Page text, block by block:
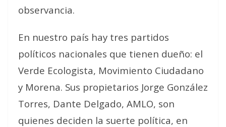
observancia.
En nuestro país hay tres partidos
políticos nacionales que tienen dueño: el
Verde Ecologista, Movimiento Ciudadano
y Morena. Sus propietarios Jorge González
Torres, Dante Delgado, AMLO, son
quienes deciden la suerte política, en